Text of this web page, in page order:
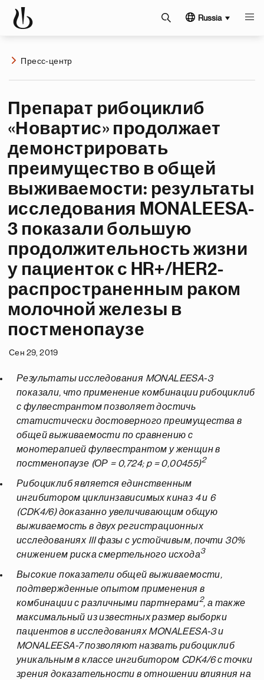
Russia
Пресс-центр
Препарат рибоциклиб
«Новартис» продолжает
демонстрировать
преимущество в общей
выживаемости: результаты
исследования MONALEESA-
3 показали большую
продолжительность жизни
у пациенток с HR+/HER2-
распространенным раком
молочной железы в
постменопаузе
Сен 29, 2019
Результаты исследования MONALEESA-3
показали, что применение комбинации рибоциклиб
с фулвестрантом позволяет достичь
статистически достоверного преимущества в
общей выживаемости по сравнению с
монотерапией фулвестрантом у женщин в
постменопаузе (ОР = 0,724; p = 0,00455)2
Рибоциклиб является единственным
ингибитором циклинзависимых киназ 4 и 6
(CDK4/6) доказанно увеличивающим общую
выживаемость в двух регистрационных
исследованиях III фазы с устойчивым, почти 30%
снижением риска смертельного исхода3
Высокие показатели общей выживаемости,
подтвержденные опытом применения в
комбинации с различными партнерами2, а также
максимальный из известных размер выборки
пациентов в исследованиях MONALEESA-3 и
MONALEESA-7 позволяют назвать рибоциклиб
уникальным в классе ингибитором CDK4/6 с точки
зрения доказательности в отношении влияния на